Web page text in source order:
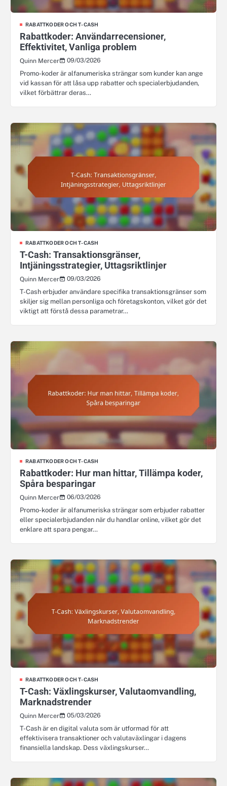
RABATTKODER OCH T-CASH
Rabattkoder: Användarrecensioner,
Effektivitet, Vanliga problem
Quinn Mercer
09/03/2026
Promo-koder är alfanumeriska strängar som kunder kan ange
vid kassan för att låsa upp rabatter och specialerbjudanden,
vilket förbättrar deras…
RABATTKODER OCH T-CASH
T-Cash: Transaktionsgränser,
Intjäningsstrategier, Uttagsriktlinjer
Quinn Mercer
09/03/2026
T-Cash erbjuder användare specifika transaktionsgränser som
skiljer sig mellan personliga och företagskonton, vilket gör det
viktigt att förstå dessa parametrar…
RABATTKODER OCH T-CASH
Rabattkoder: Hur man hittar, Tillämpa koder,
Spåra besparingar
Quinn Mercer
06/03/2026
Promo-koder är alfanumeriska strängar som erbjuder rabatter
eller specialerbjudanden när du handlar online, vilket gör det
enklare att spara pengar…
RABATTKODER OCH T-CASH
T-Cash: Växlingskurser, Valutaomvandling,
Marknadstrender
Quinn Mercer
05/03/2026
T-Cash är en digital valuta som är utformad för att
effektivisera transaktioner och valutaväxlingar i dagens
finansiella landskap. Dess växlingskurser…